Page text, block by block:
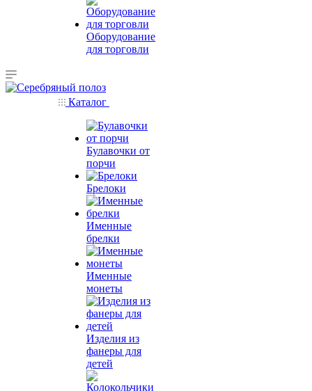
Оборудование
для торговли
Каталог
Булавочки от
порчи
Брелоки
Именные
брелки
Именные
монеты
Изделия из
фанеры для
детей